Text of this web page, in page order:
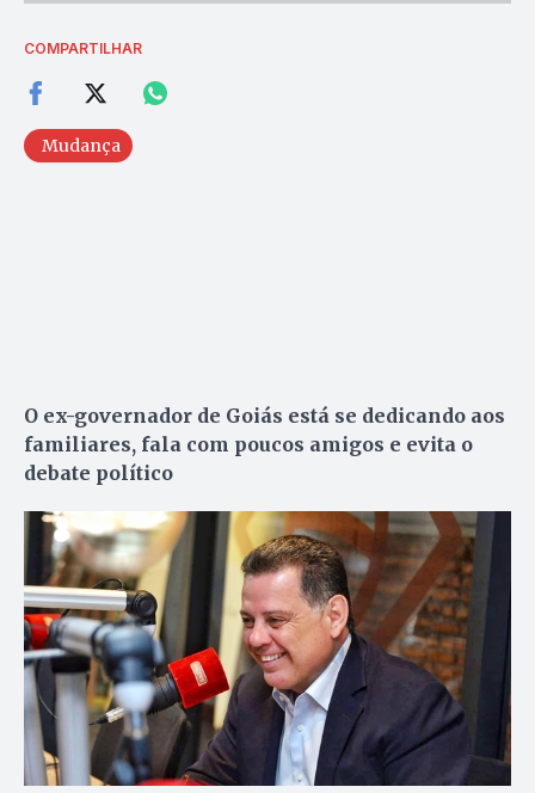
COMPARTILHAR
Mudança
O ex-governador de Goiás está se dedicando aos
familiares, fala com poucos amigos e evita o
debate político